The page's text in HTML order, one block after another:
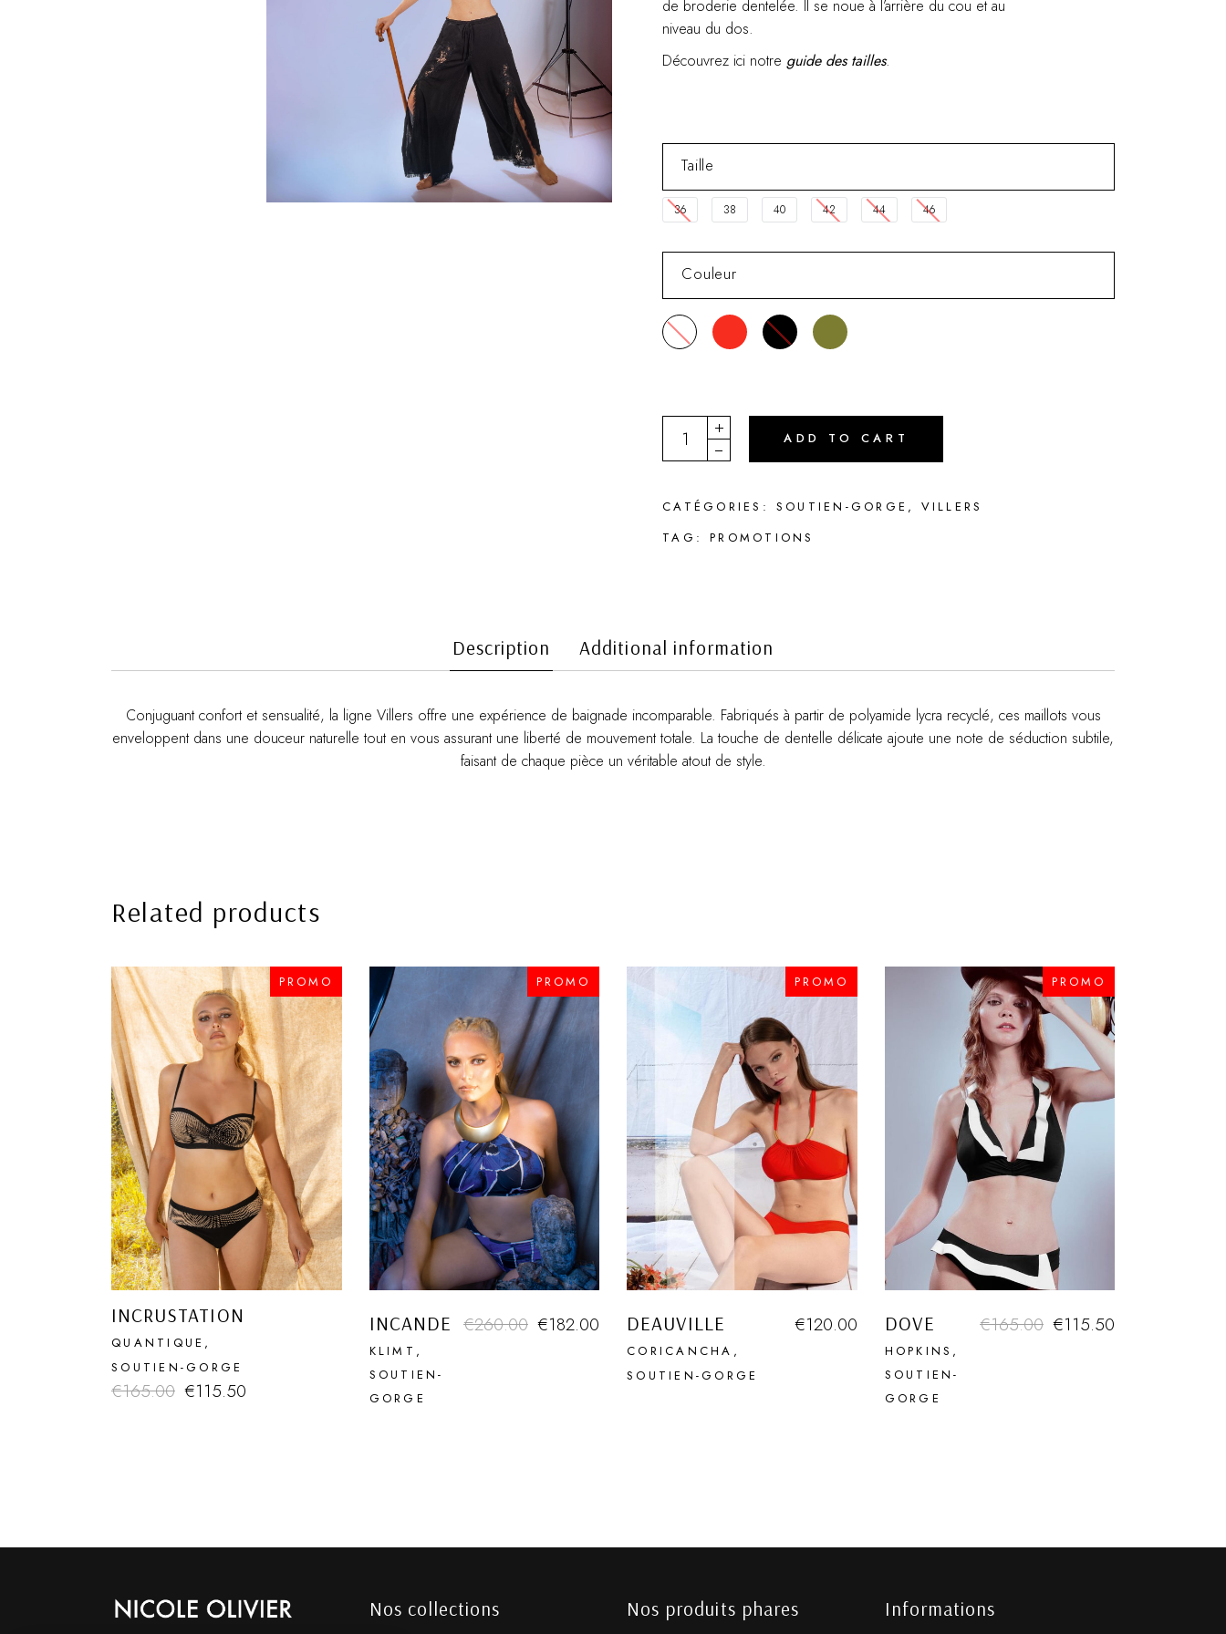
de broderie dentelée. Il se noue à l’arrière du cou et au
niveau du dos.
Découvrez ici notre guide des tailles.
Taille
36 38 40 42 44 46
Couleur
DERBY quantity
ADD TO CART
CATÉGORIES: SOUTIEN-GORGE , VILLERS
TAG:
PROMOTIONS
Description Additional information
Conjuguant confort et sensualité, la ligne Villers offre une expérience de baignade incomparable. Fabriqués à partir de polyamide lycra recyclé, ces maillots vous
enveloppent dans une douceur naturelle tout en vous assurant une liberté de mouvement totale. La touche de dentelle délicate ajoute une note de séduction subtile,
faisant de chaque pièce un véritable atout de style.
Related products
PROMO
INCRUSTATION
QUANTIQUE
SOUTIEN-GORGE
€165.00 €115.50
PROMO
INCANDE
KLIMT
SOUTIEN-
GORGE
€260.00 €182.00
PROMO
DEAUVILLE
CORICANCHA
SOUTIEN-GORGE
€120.00
PROMO
DOVE
HOPKINS
SOUTIEN-
GORGE
€165.00 €115.50
Nos collections Nos produits phares Informations